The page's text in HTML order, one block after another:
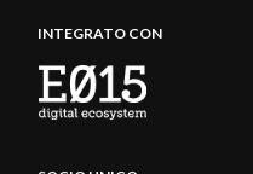
INTEGRATO CON